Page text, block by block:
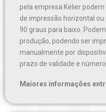
pela empresa Kelier
de impressão horizontal
90 graus para baixo.
produção, podendo ser
manualmente por
prazo de validade e
Maiores informações